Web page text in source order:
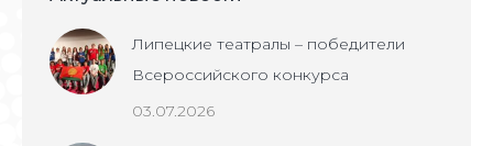
Липецкие театралы – победители
Всероссийского конкурса
03.07.2026